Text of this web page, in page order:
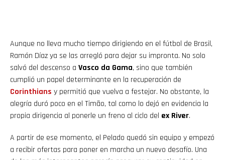
Aunque no lleva mucho tiempo dirigiendo en el fútbol de Brasil,
Ramón Díaz ya se las arregló para dejar su impronta. No solo
salvó del descenso a Vasco da Gama, sino que también
cumplió un papel determinante en la recuperación de
Corinthians y permitió que vuelva a festejar. No obstante, la
alegría duró poco en el Timão, tal como lo dejó en evidencia la
propia dirigencia al ponerle un freno al ciclo del ex River.
A partir de ese momento, el Pelado quedó sin equipo y empezó
a recibir ofertas para poner en marcha un nuevo desafío. Una